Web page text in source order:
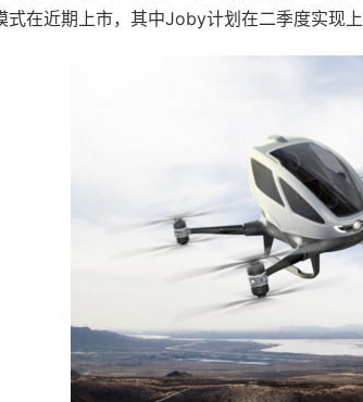
式在近期上市，其中Joby计划在二季度实现